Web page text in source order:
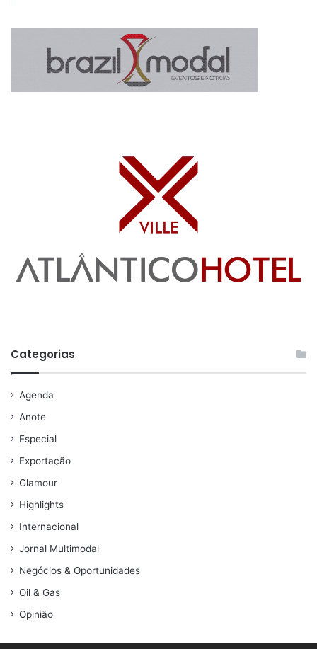
Categorias
Agenda
Anote
Especial
Exportação
Glamour
Highlights
Internacional
Jornal Multimodal
Negócios & Oportunidades
Oil & Gas
Opinião